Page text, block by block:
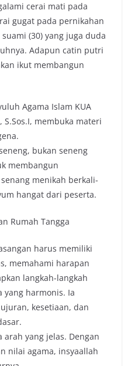
cerai mati pada
gugat pada pernikahan
(30) yang juga duda
Adapun catin putri
ikut membangun
Agama Islam KUA
S.Sos.I, membuka materi
bukan seneng
membangun
menikah berkali-
hangat dari peserta.
Rumah Tangga
harus memiliki
memahami harapan
langkah-langkah
yang harmonis. Ia
kesetiaan, dan
arah yang jelas. Dengan
nilai agama, insyaallah